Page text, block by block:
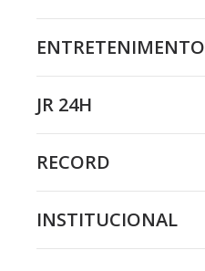
ENTRETENIMENTO
JR 24H
RECORD
INSTITUCIONAL